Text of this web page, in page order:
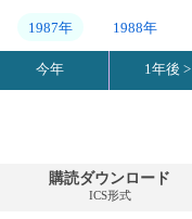
1987年 1988年
今年 1年後 >
購読ダウンロード
ICS形式